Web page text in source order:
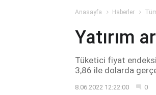
Anasayfa Haberler
Yatırım
Tüketici fiyat
3,86 ile dolarda
8.06.2022 12:22:00 0